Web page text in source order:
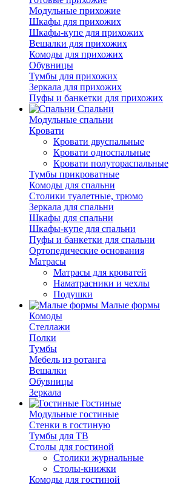
Модульные прихожие
Шкафы для прихожих
Шкафы-купе для прихожих
Вешалки для прихожих
Комоды для прихожих
Обувницы
Тумбы для прихожих
Зеркала для прихожих
Пуфы и банкетки для прихожих
Спальни
Модульные спальни
Кровати
Кровати двуспальные
Кровати односпальные
Кровати полутораспальные
Тумбы прикроватные
Комоды для спальни
Столики туалетные, трюмо
Зеркала для спальни
Шкафы для спальни
Шкафы-купе для спальни
Пуфы и банкетки для спальни
Ортопедические основания
Матрасы
Матрасы для кроватей
Наматрасники и чехлы
Подушки
Малые формы
Комоды
Стеллажи
Полки
Тумбы
Мебель из ротанга
Вешалки
Обувницы
Зеркала
Гостиные
Модульные гостиные
Стенки в гостиную
Тумбы для ТВ
Столы для гостиной
Столики журнальные
Столы-книжки
Комоды для гостиной